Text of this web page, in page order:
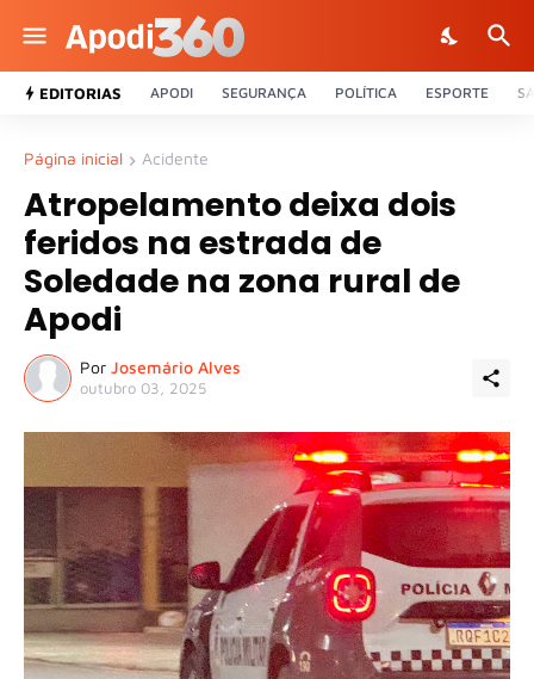
EDITORIAS APODI SEGURANÇA POLÍTICA ESPORTE
Página inicial Acidente
Atropelamento deixa dois
feridos na estrada de
Soledade na zona rural de
Apodi
Por Josemário Alves
outubro 03, 2025